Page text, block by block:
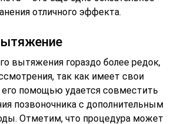
отличного эффекта.
вытяжения гораздо более редок,
так как имеет свои
помощью удается совместить
позвоночника с дополнительным
Отметим, что процедура может